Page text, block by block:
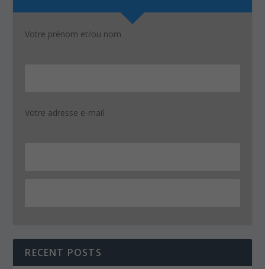
Votre prénom et/ou nom
Votre adresse e-mail
RECENT POSTS